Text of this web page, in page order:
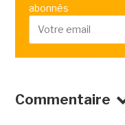
abonnés
Commentaire